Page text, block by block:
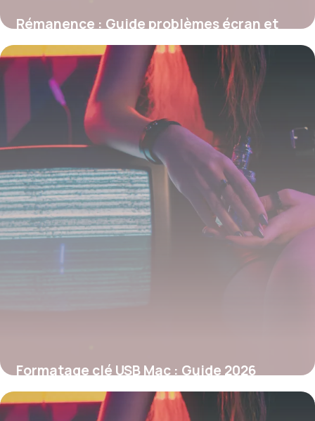
Rémanence : Guide problèmes écran et
solutions
27 mai 2026
Formatage clé USB Mac : Guide 2026
26 mai 2026